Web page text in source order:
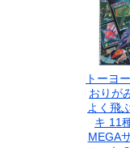
ラ
トーヨ
おりが
よく飛
キ 11
MEGA